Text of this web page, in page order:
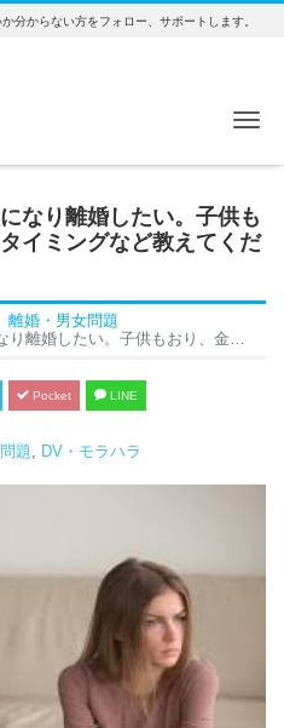
分からない方をフォロー、サポートします。
なり離婚したい。子供も
イミングなど教えてくだ
離婚・男女問題
り、金銭面、手続き、タイミングなど教えてください。
Pocket LINE
題 DV・モラハラ